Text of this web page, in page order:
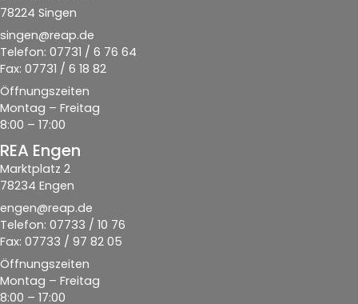
78224 Singen
singen@reap.de
Telefon: 07731 / 6 76 64
Fax: 07731 / 6 18 82
Öffnungszeiten
Montag – Freitag
8:00 – 17:00
REA Engen
Marktplatz 2
78234 Engen
engen@reap.de
Telefon: 07733 / 10 76
Fax: 07733 / 97 82 05
Öffnungszeiten
Montag – Freitag
8:00 – 17:00